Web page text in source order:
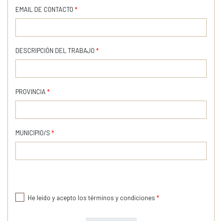
EMAIL DE CONTACTO *
DESCRIPCIÓN DEL TRABAJO *
PROVINCIA *
MUNICIPIO/S *
He leído y acepto los términos y condiciones *